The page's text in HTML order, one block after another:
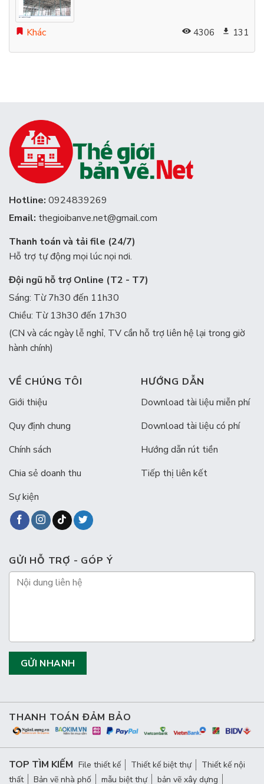
Khác 4306 131
Hotline: 0924839269
Email: thegioibanve.net@gmail.com
Thanh toán và tải file (24/7)
Hỗ trợ tự động mọi lúc nọi nơi.
Đội ngũ hỗ trợ Online (T2 - T7)
Sáng: Từ 7h30 đến 11h30
Chiều: Từ 13h30 đến 17h30
(CN và các ngày lễ nghỉ, TV cần hỗ trợ liên hệ lại trong giờ
hành chính)
VỀ CHÚNG TÔI
Giới thiệu
Quy định chung
Chính sách
Chia sẻ doanh thu
Sự kiện
HƯỚNG DẪN
Download tài liệu miễn phí
Download tài liệu có phí
Hướng dẫn rút tiền
Tiếp thị liên kết
GỬI HỖ TRỢ - GÓP Ý
THANH TOÁN ĐẢM BẢO
TOP TÌM KIẾM File thiết kế Thiết kế biệt thự
Thiết kế nội
thất
Bản vẽ nhà phố mẫu biệt thự bản vẽ xây dựng